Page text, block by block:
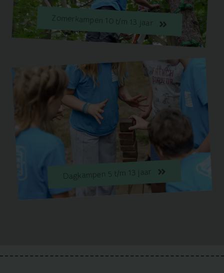
Zomerkampen 10 t/m 13 jaar
Dagkampen 5 t/m 13 jaar